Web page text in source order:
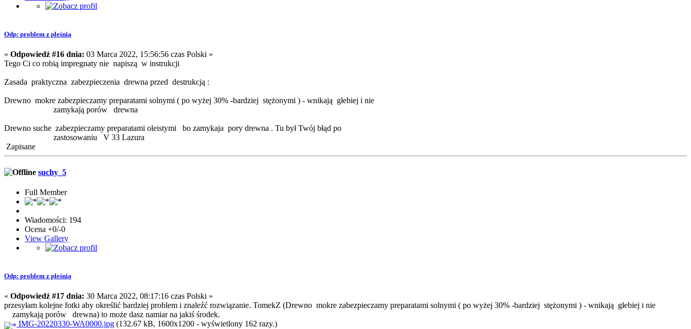
Odp: problem z pleśnią
« Odpowiedź #16 dnia: 03 Marca 2022, 15:56:56 czas Polski »
Tego Ci co robią impregnaty nie napiszą w instrukcji
Zasada praktyczna zabezpieczenia drewna przed destrukcją :
Drewno mokre zabezpieczamy preparatami solnymi ( po wyżej 30% -bardziej stężonymi ) - wnikają głebiej i nie
zamykają porów drewna
Drewno suche zabezpieczamy preparatami oleistymi bo zamykaja pory drewna . Tu był Twój błąd po
zastosowaniu V 33 Lazura
Zapisane
suchy_5
Full Member
Wiadomości: 194
Ocena +0/-0
View Gallery
Odp: problem z pleśnią
« Odpowiedź #17 dnia: 30 Marca 2022, 08:17:16 czas Polski »
przesyłam kolejne fotki aby określić bardziej problem i znaleźć rozwiązanie. TomekZ (Drewno mokre zabezpieczamy preparatami solnymi ( po wyżej 30% -bardziej stężonymi ) - wnikają głebiej i nie
zamykają porów drewna) to może dasz namiar na jakiś środek.
IMG-20220330-WA0000.jpg (132.67 kB, 1600x1200 - wyświetlony 162 razy.)